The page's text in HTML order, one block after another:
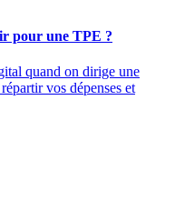
pour une TPE ?
quand on dirige une
vos dépenses et